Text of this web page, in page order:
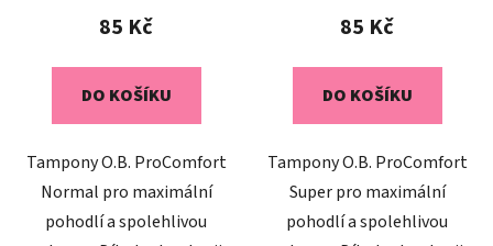
85 Kč
DO KOŠÍKU
Tampony O.B. ProComfort
Normal pro maximální
pohodlí a spolehlivou
85 Kč
DO KOŠÍKU
Tampony O.B. ProComfort
Super pro maximální
pohodlí a spolehlivou